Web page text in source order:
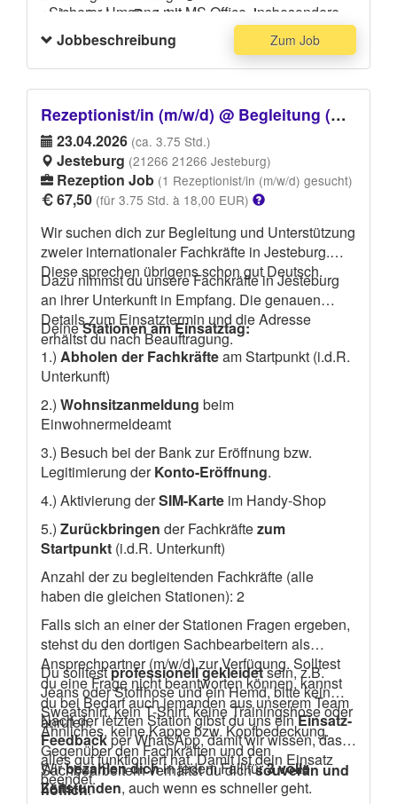
rechnerischen Berichtigungen und
Allgemeinbelegen
- Eventuelle Übernahme weiterer Aufgaben
- Sicherer Umgang mit MS Office, insbesondere
Excel
- Eine sorgfältige und selbstständige Arbeitsweise
Jobbeschreibung Zum Job
Rezeptionist/in (m/w/d) @ Begleitung (m/w/d) eines Behördenbesuchs und Bank für Dr. Holldorf Consult GmbH
23.04.2026 (ca. 3.75 Std.)
Jesteburg (21266 21266 Jesteburg)
Rezeption Job (1 Rezeptionist/in (m/w/d) gesucht)
67,50 (für 3.75 Std. à 18,00 EUR)
Wir suchen dich zur Begleitung und Unterstützung
zweier internationaler Fachkräfte in Jesteburg.
Diese sprechen übrigens schon gut Deutsch.
Dazu nimmst du unsere Fachkräfte in Jesteburg
an ihrer Unterkunft in Empfang. Die genauen
Details zum Einsatztermin und die Adresse
erhältst du nach Beauftragung.
DeineStationen am Einsatztag:
1.) Abholen der Fachkräfteam Startpunkt (i.d.R.
Unterkunft)
2.) Wohnsitzanmeldung beim
Einwohnermeldeamt
3.) Besuch bei der Bank zur Eröffnung bzw.
Legitimierung derKonto-Eröffnung.
4.) Aktivierung derSIM-Karte im Handy-Shop
5.) Zurückbringen der Fachkräftezum
Startpunkt (i.d.R. Unterkunft)
Anzahl der zu begleitenden Fachkräfte (alle
haben die gleichen Stationen): 2
Falls sich an einer der Stationen Fragen ergeben,
stehst du den dortigen Sachbearbeitern als
Ansprechpartner (m/w/d) zur Verfügung. Solltest
du eine Frage nicht beantworten können, kannst
du bei Bedarf auch jemanden aus unserem Team
anrufen.
Du solltestprofessionell gekleidetsein, z.B.
Jeans oder Stoffhose und ein Hemd, bitte kein
Sweatshirt, kein T-Shirt, keine Trainingshose oder
Ähnliches, keine Kappe bzw. Kopfbedeckung.
Gegenüber den Fachkräften und den
Sachbearbeitern verhältst du dichsouverän und
höflich.
Nach der letzten Station gibst du uns einEinsatz-
Feedbackper WhatsApp, damit wir wissen, dass
alles gut funktioniert hat. Damit ist dein Einsatz
beendet.
Wirbezahlen dichin jedem Fall für3 volle
Zeitstunden, auch wenn es schneller geht.